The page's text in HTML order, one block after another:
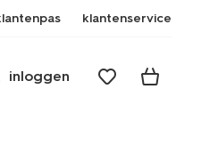
klantenservice
inloggen